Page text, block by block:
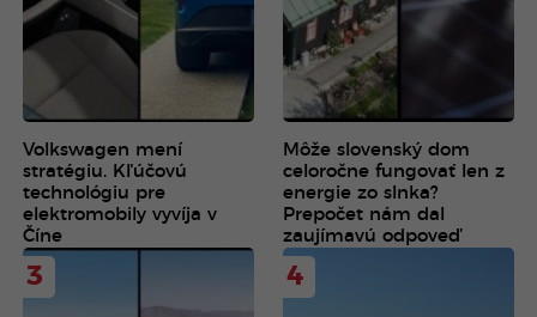
Volkswagen mení
stratégiu. Kľúčovú
technológiu pre
elektromobily vyvíja v
Číne
Môže slovenský dom
celoročne fungovať len z
energie zo slnka?
Prepočet nám dal
zaujímavú odpoveď
3 4